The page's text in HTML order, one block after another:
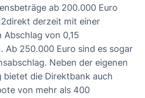
ab 200.000 Euro
derzeit mit einer
Abschlag von 0,15
Ab 250.000 Euro sind es sogar
Neben der eigenen
bietet die Direktbank auch
von mehr als 400